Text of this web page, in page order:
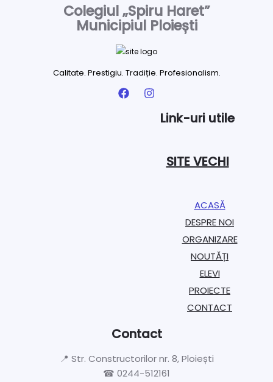
Colegiul „Spiru Haret”
Municipiul Ploiești
Calitate. Prestigiu. Tradiție. Profesionalism.
Link-uri utile
SITE VECHI
ACASĂ
DESPRE NOI
ORGANIZARE​
NOUTĂȚI
ELEVI
PROIECTE​
CONTACT
Contact
📍 Str. Constructorilor nr. 8, Ploiești
☎ 0244-512161